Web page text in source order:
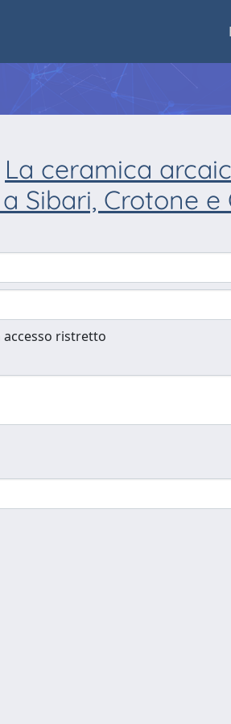
La ceramica
Sibari, Crotone
ristretto